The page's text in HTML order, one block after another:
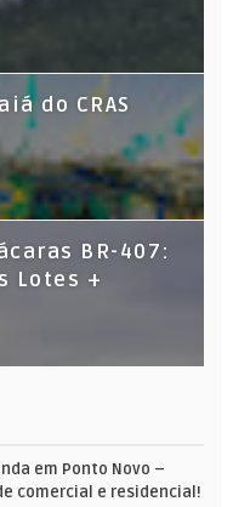
do CRAS
BR-407:
Lotes +
em Ponto Novo –
comercial e residencial!